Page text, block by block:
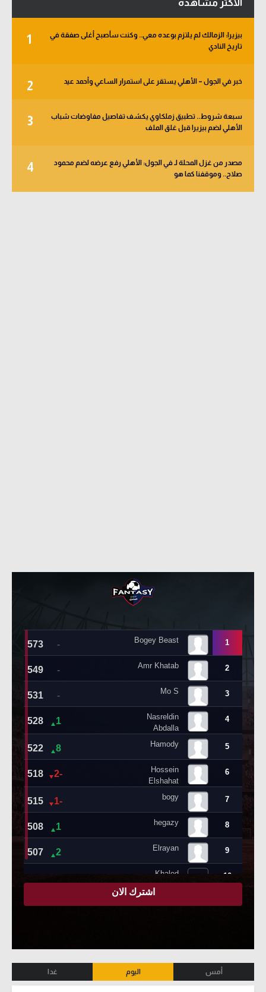
الأكثر مشاهدة
1
بيزيرا: الزمالك لم يلتزم بوعده معي.. وكنت سأصبح أغلى صفقة في
تاريخ النادي
2 خبر في الجول – الأهلي يستقر على استمرار الساعي وأحمد عيد
3
سبعة شروط.. تطبيق زملكاوي يكشف تفاصيل مفاوضات شباب
الأهلي لضم بيزيرا قبل غلق الملف
4
مصدر من غزل المحلة لـ في الجول: الأهلي رفع عرضه لضم محمود
صلاح.. وموقفنا كما هو
أمس اليوم غدا